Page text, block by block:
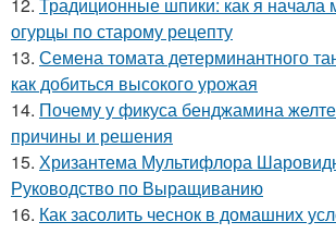
огурцы по старому рецепту
13. Семена томата детерминантного
как добиться высокого урожая
14. Почему у фикуса бенджамина
причины и решения
15. Хризантема Мультифлора
Руководство по Выращиванию
16. Как засолить чеснок в домашних